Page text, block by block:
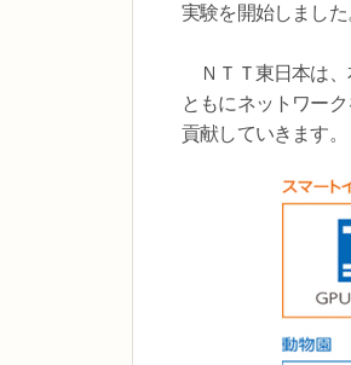
実験を開始しました
ＮＴＴ東日本は、
ともにネットワー
貢献していきます。